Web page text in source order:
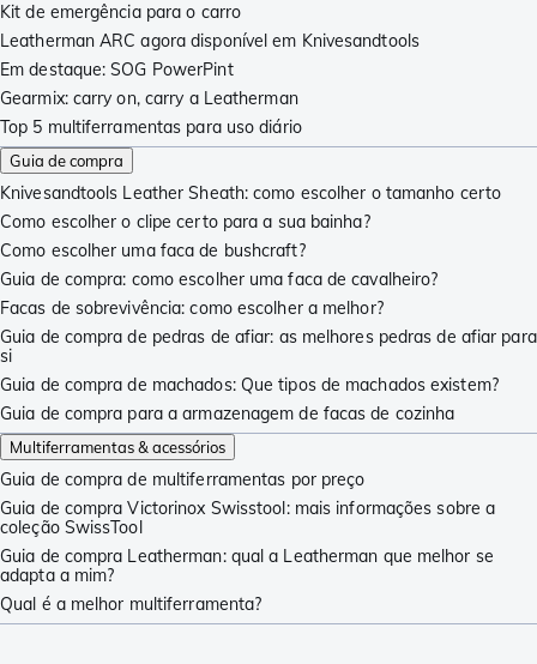
Kit de emergência para o carro
Leatherman ARC agora disponível em Knivesandtools
Em destaque: SOG PowerPint
Gearmix: carry on, carry a Leatherman
Top 5 multiferramentas para uso diário
Guia de compra
Knivesandtools Leather Sheath: como escolher o tamanho certo
Como escolher o clipe certo para a sua bainha?
Como escolher uma faca de bushcraft?
Guia de compra: como escolher uma faca de cavalheiro?
Facas de sobrevivência: como escolher a melhor?
Guia de compra de pedras de afiar: as melhores pedras de afiar para
si
Guia de compra de machados: Que tipos de machados existem?
Guia de compra para a armazenagem de facas de cozinha
Multiferramentas & acessórios
Guia de compra de multiferramentas por preço
Guia de compra Victorinox Swisstool: mais informações sobre a
coleção SwissTool
Guia de compra Leatherman: qual a Leatherman que melhor se
adapta a mim?
Qual é a melhor multiferramenta?